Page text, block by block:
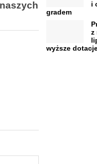
i
gradem
z
wyższe